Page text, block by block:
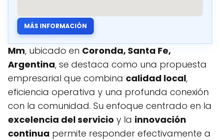
MÁS INFORMACIÓN
Mm, ubicado en Coronda, Santa Fe,
Argentina, se destaca como una propuesta
empresarial que combina calidad local,
eficiencia operativa y una profunda conexión
con la comunidad. Su enfoque centrado en la
excelencia del servicio y la innovación
continua permite responder efectivamente a